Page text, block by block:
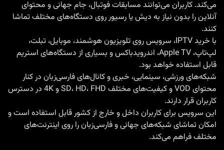
TV
تجربه
تماشای
بدون
با
اسمارت
می‌کند. کاربران می‌توانند مسابقات فوتبال، جام جهانی و محتوای
آنلاین را بدون نیاز به دیش یا رسیور روی دستگاه‌های مختلف تماشا
کنند.
با خرید IPTV
، سرویس روی تلویزیون هوشمند، موبایل، تبلت،
لپ‌تاپ، Apple TV، اندرویدباکس و بسیاری از دستگاه‌های استریم
قابل استفاده خواهد بود.
شبکه‌های ورزشی، سینمایی، خبری و کانال‌های فارسی‌زبان در کنار
محتوای VOD و کیفیت‌های مختلف SD، HD، FHD و 4K در دسترس
کاربران قرار دارند.
این سرویس برای کاربران داخل و خارج از کشور قابل استفاده است و
امکان تماشای شبکه‌های جهانی و فارسی‌زبان را روی اینترنت‌های
مختلف فراهم می‌کند.